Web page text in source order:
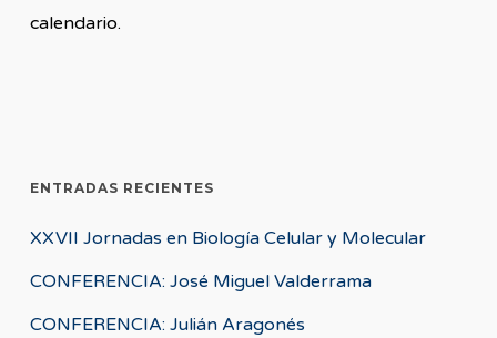
calendario.
ENTRADAS RECIENTES
XXVII Jornadas en Biología Celular y Molecular
CONFERENCIA: José Miguel Valderrama
CONFERENCIA: Julián Aragonés